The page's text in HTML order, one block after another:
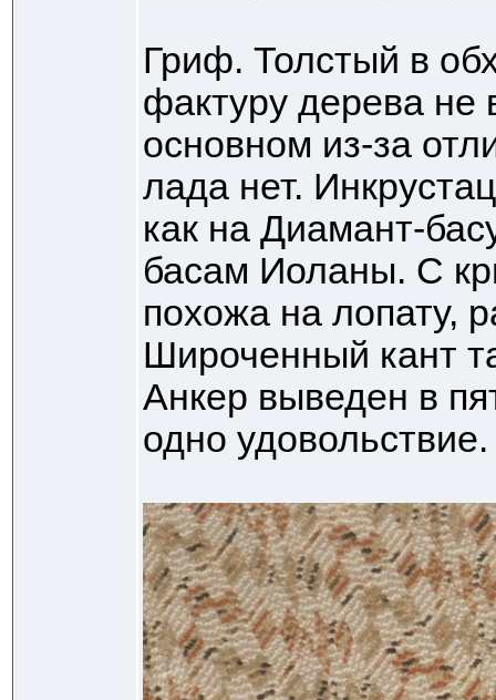
Гриф. Толстый в
фактуру дерева не
основном из-за
лада нет.
как на Диамант-
басам Иоланы. С
похожа на лопату,
Широченный кант
Анкер выведен в
одно удовольствие.